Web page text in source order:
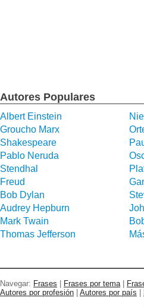
Autores Populares
Albert Einstein
Groucho Marx
Shakespeare
Pablo Neruda
Stendhal
Freud
Bob Dylan
Audrey Hepburn
Mark Twain
Thomas Jefferson
Navegar: Frases Frases por tema|
Autores por profesión
Autores por país